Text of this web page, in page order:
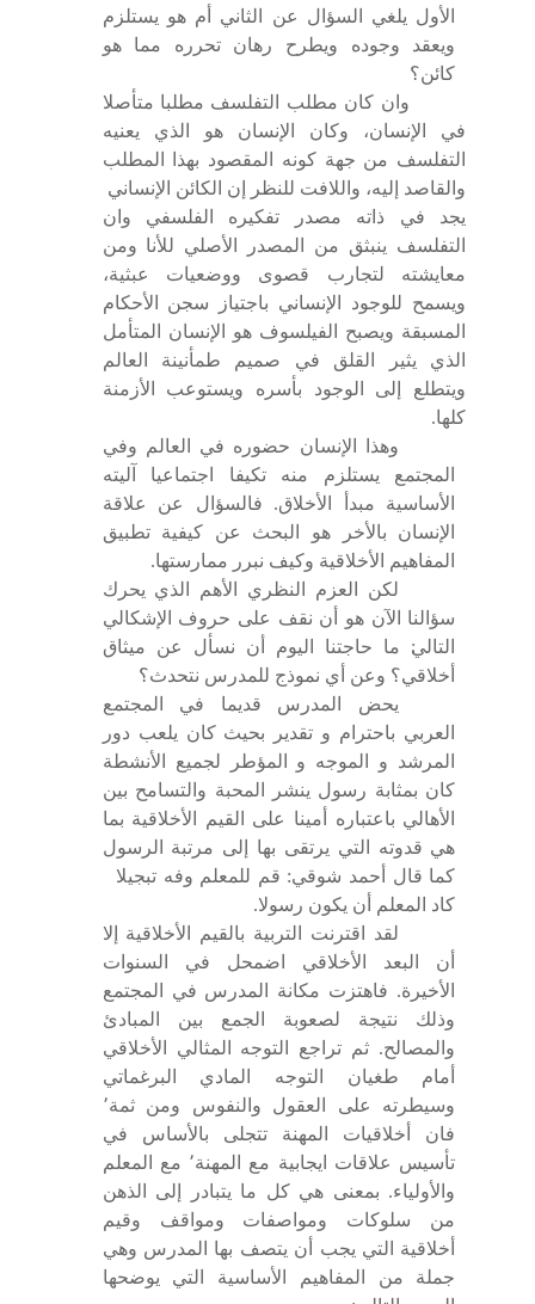
الأول يلغي السؤال عن الثاني أم هو يستلزم
ويعقد وجوده ويطرح رهان تحرره مما هو
كائن؟
وان كان مطلب التفلسف مطلبا متأصلا
في الإنسان، وكان الإنسان هو الذي يعنيه
التفلسف من جهة كونه المقصود بهذا المطلب
والقاصد إليه، واللافت للنظر إن الكائن الإنساني
يجد في ذاته مصدر تفكيره الفلسفي وان
التفلسف ينبثق من المصدر الأصلي للأنا ومن
معايشته لتجارب قصوى ووضعيات عبثية،
ويسمح للوجود الإنساني باجتياز سجن الأحكام
المسبقة ويصبح الفيلسوف هو الإنسان المتأمل
الذي يثير القلق في صميم طمأنينة العالم
ويتطلع إلى الوجود بأسره ويستوعب الأزمنة
كلها.
وهذا الإنسان حضوره في العالم وفي
المجتمع يستلزم منه تكيفا اجتماعيا آليته
الأساسية مبدأ الأخلاق. فالسؤال عن علاقة
الإنسان بالأخر هو البحث عن كيفية تطبيق
المفاهيم الأخلاقية وكيف نبرر ممارستها.
لكن العزم النظري الأهم الذي يحرك
سؤالنا الآن هو أن نقف على حروف الإشكالي
التالي
ما حاجتنا اليوم أن نسأل عن ميثاق
أخلاقي؟ وعن أي نموذج للمدرس نتحدث؟
يحض المدرس قديما في المجتمع
العربي باحترام و تقدير بحيث كان يلعب دور
المرشد و الموجه و المؤطر لجميع الأنشطة
كان بمثابة رسول ينشر المحبة والتسامح بين
الأهالي باعتباره أمينا على القيم الأخلاقية بما
هي قدوته التي يرتقى بها إلى مرتبة الرسول
كما قال أحمد شوقي: قم للمعلم وفه تبجيلا
كاد المعلم أن يكون رسولا.
لقد اقترنت التربية بالقيم الأخلاقية إلا
أن البعد الأخلاقي اضمحل في السنوات
الأخيرة. فاهتزت مكانة المدرس في المجتمع
وذلك نتيجة لصعوبة الجمع بين المبادئ
والمصالح. ثم تراجع التوجه المثالي الأخلاقي
أمام طغيان التوجه المادي البرغماتي
وسيطرته على العقول والنفوس ومن ثمة٬
فان أخلاقيات المهنة تتجلى بالأساس في
تأسيس علاقات ايجابية مع المهنة٬ مع المعلم
والأولياء. بمعنى هي كل ما يتبادر إلى الذهن
من سلوكات ومواصفات ومواقف وقيم
أخلاقية التي يجب أن يتصف بها المدرس وهي
جملة من المفاهيم الأساسية التي يوضحها